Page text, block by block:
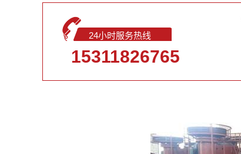
24小时服务热线
15311826765